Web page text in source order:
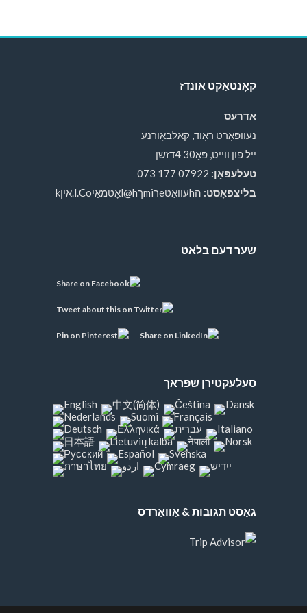
קאָנטאַקט אונדז
אַדרעס
נעוופּאָרט ראָוד, קאַלבאָורנע
ייל פון ווייט, פּאָ30 4דזשן
טעלעפאָן:
בליצפּאָסט: הhעוואַטeרmiךl@hאָטמאַיl.Co.איןk
שער דעם בלאַט
סעלעקטירן שפּראַך
גאַסט תגובות & אַוואַרדס